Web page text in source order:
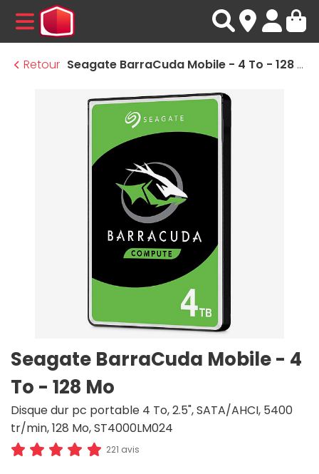
MENU
Retour
Seagate BarraCuda Mobile - 4 To - 128 Mo
Seagate BarraCuda Mobile - 4
To - 128 Mo
Disque dur pc portable 4 To, 2.5", SATA/AHCI, 5400
tr/min, 128 Mo, ST4000LM024
221 avis